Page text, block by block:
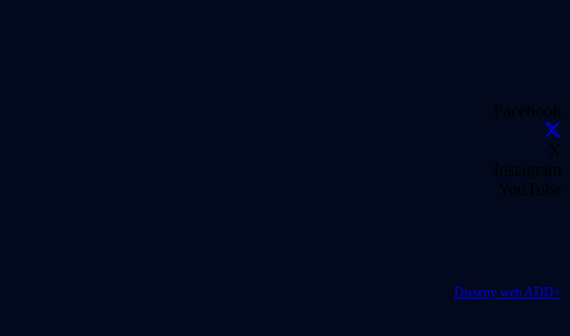
Facebook
X
Instagram
YouTube
Disseny web ADD+